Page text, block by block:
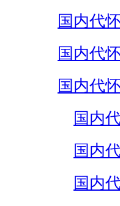
国内代
国内代
国内代
国内
国内
国内